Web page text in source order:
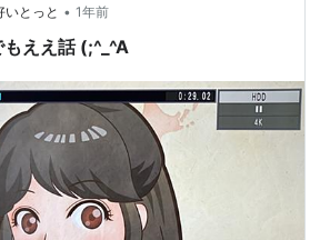
ランキング参加中ライ…
いとっと • 1年前
ええ話 (;^_^A